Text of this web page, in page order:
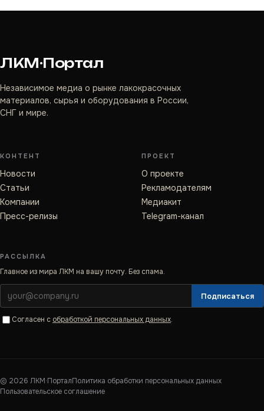
ЛКМ·Портал
Независимое медиа о рынке лакокрасочных
материалов, сырья и оборудования в России,
СНГ и мире.
КОНТЕНТ
Новости
Статьи
Компании
Пресс-релизы
ПРОЕКТ
О проекте
Рекламодателям
Медиакит
Telegram-канал
РАССЫЛКА
Главное из мира ЛКМ на вашу почту. Без спама.
Подписаться
Согласен с обработкой персональных данных.
© 2026 ЛКМ·ПорталПолитика обработки персональных данных
Пользовательское соглашение